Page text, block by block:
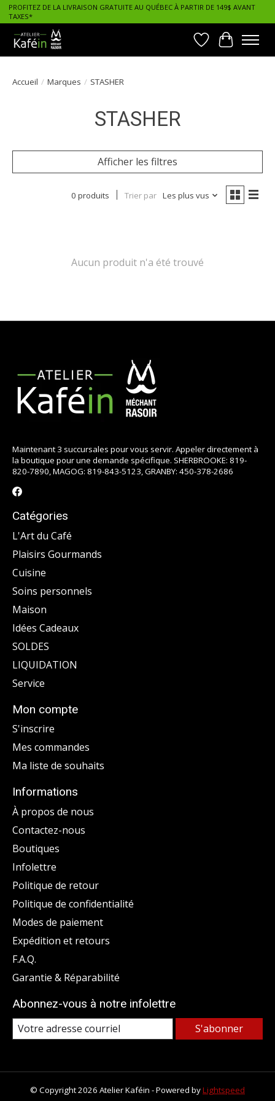
PROFITEZ DE LA LIVRAISON GRATUITE AU QUÉBEC À PARTIR DE 149$ AVANT
TAXES*
Liste dePanier
Accueil / Marques / STASHER
STASHER
Afficher les filtres
0 produits Trier par Les plus vus
Aucun produit n'a été trouvé
Maintenant 3 succursales pour vous servir. Appeler directement à
la boutique pour une demande spécifique. SHERBROOKE: 819-
820-7890, MAGOG: 819-843-5123, GRANBY: 450-378-2686
Catégories
L'Art du Café
Plaisirs Gourmands
Cuisine
Soins personnels
Maison
Idées Cadeaux
SOLDES
LIQUIDATION
Service
Mon compte
S'inscrire
Mes commandes
Ma liste de souhaits
Informations
À propos de nous
Contactez-nous
Boutiques
Infolettre
Politique de retour
Politique de confidentialité
Modes de paiement
Expédition et retours
F.A.Q.
Garantie & Réparabilité
Abonnez-vous à notre infolettre
S'abonner
© Copyright 2026 Atelier Kaféin - Powered byLightspeed